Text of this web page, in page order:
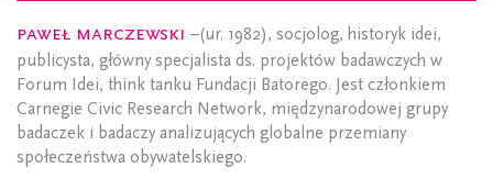
Paweł Marczewski –(ur. 1982), socjolog, historyk idei,
publicysta, główny specjalista ds. projektów badawczych w
Forum Idei, think tanku Fundacji Batorego. Jest członkiem
Carnegie Civic Research Network, międzynarodowej grupy
badaczek i badaczy analizujących globalne przemiany
społeczeństwa obywatelskiego.